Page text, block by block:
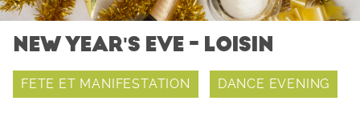
NEW YEAR'S EVE - LOISIN
FETE ET MANIFESTATION DANCE EVENING